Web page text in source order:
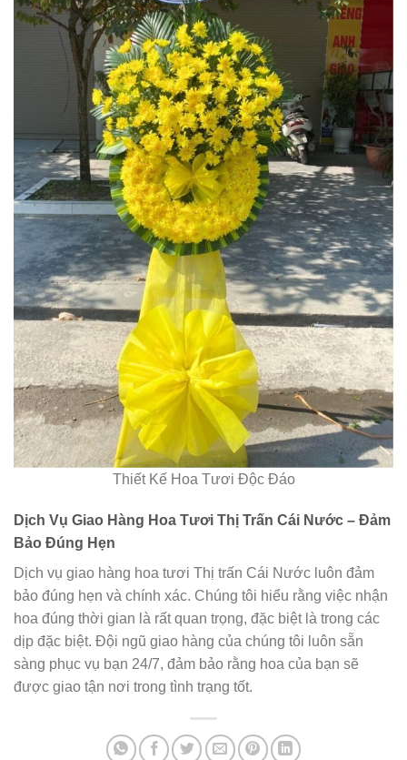
Thiết Kế Hoa Tươi Độc Đáo
Dịch Vụ Giao Hàng Hoa Tươi Thị Trấn Cái Nước – Đảm
Bảo Đúng Hẹn
Dịch vụ giao hàng hoa tươi Thị trấn Cái Nước luôn đảm
bảo đúng hẹn và chính xác. Chúng tôi hiểu rằng việc nhận
hoa đúng thời gian là rất quan trọng, đặc biệt là trong các
dịp đặc biệt. Đội ngũ giao hàng của chúng tôi luôn sẵn
sàng phục vụ bạn 24/7, đảm bảo rằng hoa của bạn sẽ
được giao tận nơi trong tình trạng tốt.